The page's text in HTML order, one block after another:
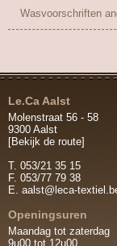
Wasvoorschriften
Le.Ca Aalst
Molenstraat 56 - 58
9300 Aalst
[Bekijk de route]
T. 053/21 35 15
F. 053/77 79 38
E. aalst@leca-
Openingsuren
Maandag tot zaterdag
9u00 tot 12u00